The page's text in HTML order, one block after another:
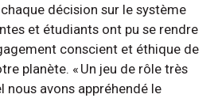
décision sur le système
et étudiants ont pu se rendre
conscient et éthique de
planète. « Un jeu de rôle très
nous avons appréhendé le